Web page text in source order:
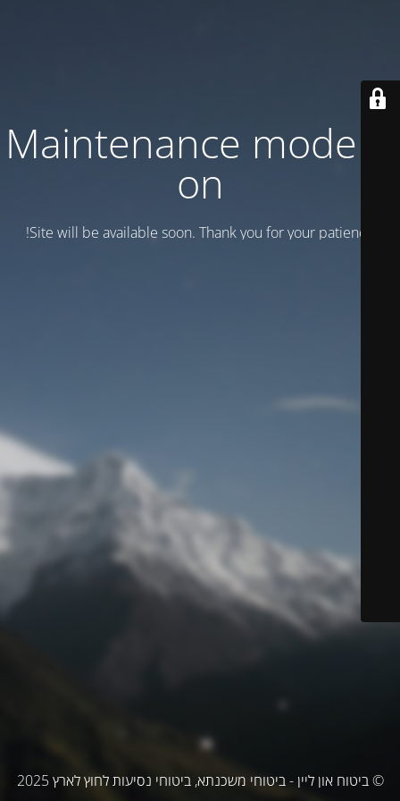
Maintenance mode is
on
Site will be available soon. Thank you for your patience!
© ביטוח און ליין - ביטוחי משכנתא, ביטוחי נסיעות לחוץ לארץ 2025